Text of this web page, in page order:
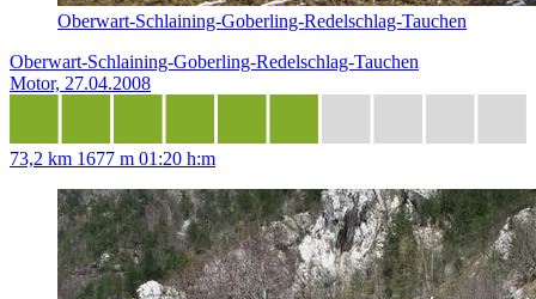
Oberwart-Schlaining-Goberling-Redelschlag-Tauchen
Oberwart-Schlaining-Goberling-Redelschlag-Tauchen
Motor, 27.04.2008
73,2 km 1677 m 01:20 h:m